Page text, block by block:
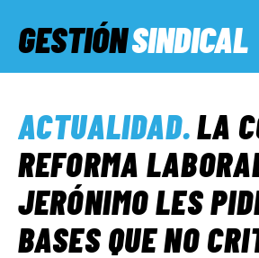
GESTIÓNSINDICAL
SERVICIOS SOCIALES
INFORMES ESPECIALES
ACTUALIDAD.LA
REFORMA
JERÓNIMO LES
BASES QUE NO